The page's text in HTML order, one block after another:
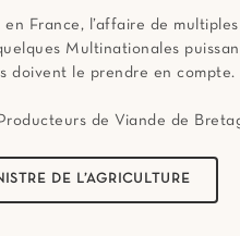
France, l’affaire de
Multinationales
doivent le prendre en compte.
de Viande de
DE L’AGRICULTURE